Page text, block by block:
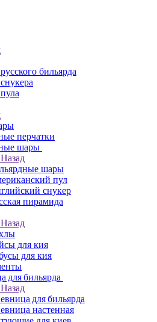
бильярда
перчатки
шары
Назад
шары
пул
снукер
пирамида
Назад
для кия
для кия
для бильярда
Назад
для бильярда
настенная